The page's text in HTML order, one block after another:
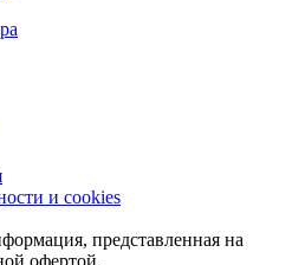
и cookies
представленная на
офертой.